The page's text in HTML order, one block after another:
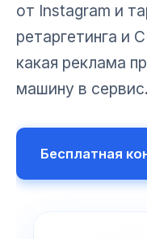
от Instagram и
ретаргетинга и
какая реклама
машину в сервис.
Бесплатная